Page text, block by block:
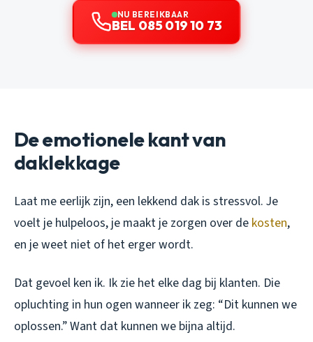
NU BEREIKBAAR
BEL 085 019 10 73
De emotionele kant van
daklekkage
Laat me eerlijk zijn, een lekkend dak is stressvol. Je
voelt je hulpeloos, je maakt je zorgen over de kosten,
en je weet niet of het erger wordt.
Dat gevoel ken ik. Ik zie het elke dag bij klanten. Die
opluchting in hun ogen wanneer ik zeg: “Dit kunnen we
oplossen.” Want dat kunnen we bijna altijd.